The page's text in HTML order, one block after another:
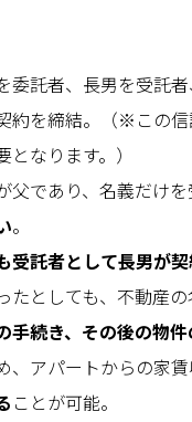
委託者、長男を受託
約を締結。（※この
なります。）
父であり、名義だけ
。
受託者として長男が
たとしても、不動産
手続き、その後の物
、アパートからの家
ことが可能。